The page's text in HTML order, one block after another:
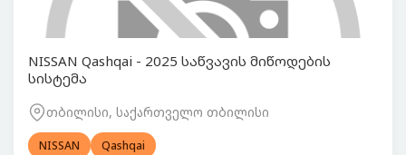
NISSAN Qashqai - 2025 საწვავის მიწოდების
სისტემა
თბილისი, საქართველო თბილისი
NISSAN Qashqai